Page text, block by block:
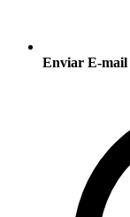
Enviar E-mail